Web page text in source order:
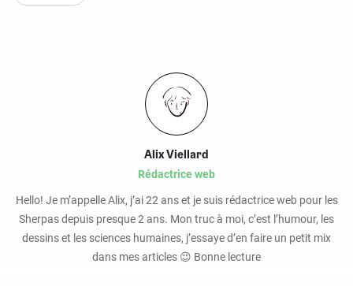
Alix Viellard
Rédactrice web
Hello! Je m’appelle Alix, j’ai 22 ans et je suis rédactrice web pour les
Sherpas depuis presque 2 ans. Mon truc à moi, c’est l’humour, les
dessins et les sciences humaines, j’essaye d’en faire un petit mix
dans mes articles 😉 Bonne lecture